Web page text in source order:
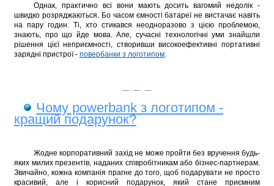
Однак, практично всі вони мають досить вагомий недолік -
швидко розряджаються. Бо часом ємності батареї не вистачає навіть
на пару годин. Ті, хто стикався неодноразово з цією проблемою,
знають, про що йде мова. Але, сучасні технологічні уми знайшли
рішення цієї неприємності, створивши високоефективні портативні
зарядні пристрої - повербанки з логотипом
Чому powerbank з логотипом -
кращий подарунок?
Жодне корпоративний захід не може пройти без вручення будь-
яких милих презентів, наданих співробітникам або бізнес-партнерам.
Звичайно, кожна компанія прагне до того, щоб подарувати не просто
красивий, але і корисний подарунок, який стане приємним